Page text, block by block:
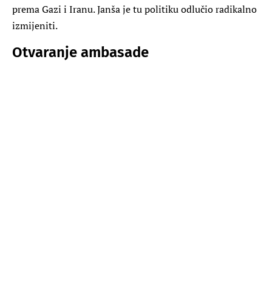
prema Gazi i Iranu. Janša je tu politiku odlučio radikalno
izmijeniti.
Otvaranje ambasade